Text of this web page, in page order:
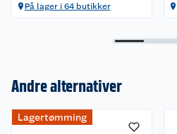
På lager i 64 butikker
Andre alternativer
Lagertømming